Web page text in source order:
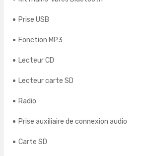
Prise USB
Fonction MP3
Lecteur CD
Lecteur carte SD
Radio
Prise auxiliaire de connexion audio
Carte SD